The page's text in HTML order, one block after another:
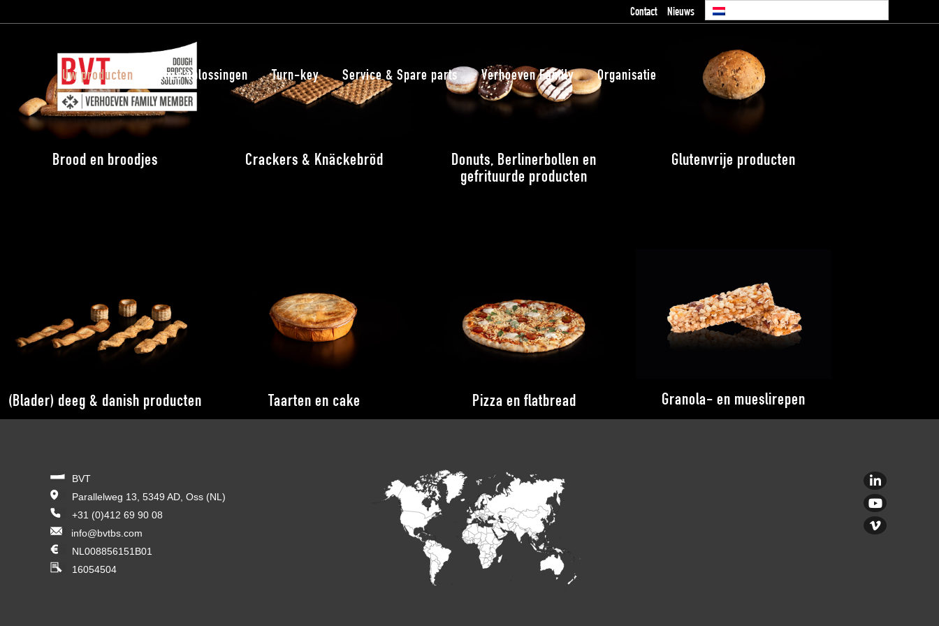
Contact Nieuws
Uw producten Onze oplossingen Turn-key Service & Spare parts Verhoeven Family Organisatie
Brood en broodjes Crackers & Knäckebröd
Donuts, Berlinerbollen en
gefrituurde producten
Glutenvrije producten
(Blader) deeg & danish producten Taarten en cake Pizza en flatbread Granola- en mueslirepen
BVT
Parallelweg 13, 5349 AD, Oss (NL)
+31 (0)412 69 90 08
info@bvtbs.com
NL008856151B01
16054504